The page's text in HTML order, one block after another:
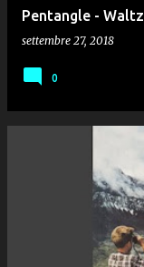
Pentangle - Waltz
settembre 27, 2018
0